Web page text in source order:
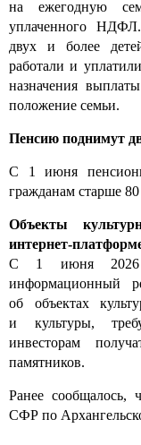
на ежегодную
уплаченного
двух и более
работали и
назначения
положение семьи.
Пенсию поднимут
С 1 июня
гражданам старше
Объекты
интернет-
С 1 июня 2026
информационный
об объектах
и культуры,
инвесторам
памятников.
Ранее сообщалось,
СФР по